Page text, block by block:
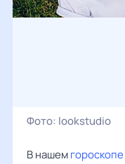
Фото: lookstudio
В нашемгороскопе